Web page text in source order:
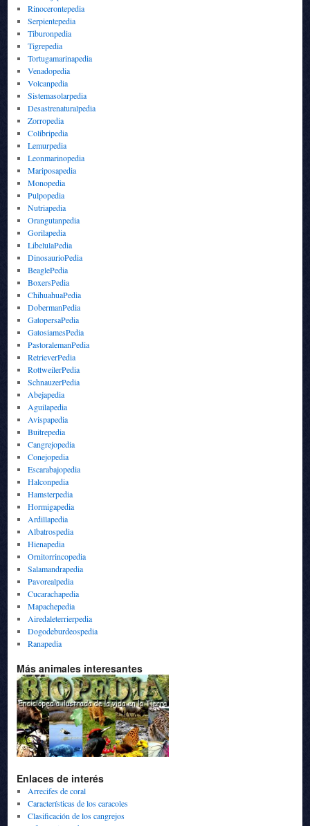
Rinocerontepedia
Serpientepedia
Tiburonpedia
Tigrepedia
Tortugamarinapedia
Venadopedia
Volcanpedia
Sistemasolarpedia
Desastrenaturalpedia
Zorropedia
Colibripedia
Lemurpedia
Leonmarinopedia
Mariposapedia
Monopedia
Pulpopedia
Nutriapedia
Orangutanpedia
Gorilapedia
LibelulaPedia
DinosaurioPedia
BeaglePedia
BoxersPedia
ChihuahuaPedia
DobermanPedia
GatopersaPedia
GatosiamesPedia
PastoralemanPedia
RetrieverPedia
RottweilerPedia
SchnauzerPedia
Abejapedia
Aguilapedia
Avispapedia
Buitrepedia
Cangrejopedia
Conejopedia
Escarabajopedia
Halconpedia
Hamsterpedia
Hormigapedia
Ardillapedia
Albatrospedia
Hienapedia
Ornitorrincopedia
Salamandrapedia
Pavorealpedia
Cucarachapedia
Mapachepedia
Airedaleterrierpedia
Dogodeburdeospedia
Ranapedia
Más animales interesantes
Enlaces de interés
Arrecifes de coral
Características de los caracoles
Clasificación de los cangrejos